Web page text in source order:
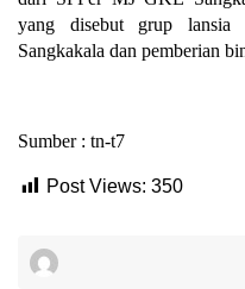
yang disebut grup lansia
Sangkakala dan pemberian
Sumber : tn-t7
Post Views: 350